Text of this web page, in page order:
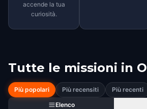
accende la tua
curiosità.
Tutte le missioni in
Più popolari Più recensiti
Più recenti
Elenco